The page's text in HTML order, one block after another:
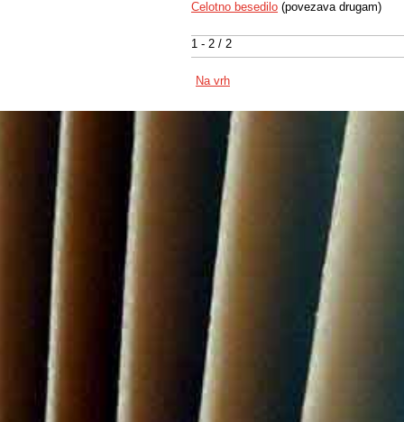
1 - 2 / 2
Celotno besedilo (povezava drugam)
Na vrh